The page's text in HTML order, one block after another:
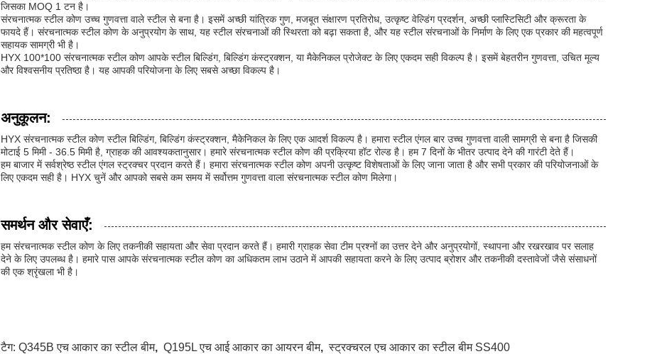
जिसका MOQ 1 टन है।
संरचनात्मक स्टील कोण उच्च गुणवत्ता वाले स्टील से बना है। इसमें अच्छी यांत्रिक गुण, मजबूत संक्षारण प्रतिरोध, उत्कृष्ट वेल्डिंग प्रदर्शन, अच्छी प्लास्टिसिटी और क्रूरता के
फायदे हैं। संरचनात्मक स्टील कोण के अनुप्रयोग के साथ, यह स्टील संरचनाओं की स्थिरता को बढ़ा सकता है, और यह स्टील संरचनाओं के निर्माण के लिए एक प्रकार की महत्वपूर्ण
सहायक सामग्री भी है।
HYX 100*100 संरचनात्मक स्टील कोण आपके स्टील बिल्डिंग, बिल्डिंग कंस्ट्रक्शन, या मैकेनिकल प्रोजेक्ट के लिए एकदम सही विकल्प है। इसमें बेहतरीन गुणवत्ता, उचित मूल्य
और विश्वसनीय प्रतिष्ठा है। यह आपकी परियोजना के लिए सबसे अच्छा विकल्प है।
अनुकूलन:
HYX संरचनात्मक स्टील कोण स्टील बिल्डिंग, बिल्डिंग कंस्ट्रक्शन, मैकेनिकल के लिए एक आदर्श विकल्प है। हमारा स्टील एंगल बार उच्च गुणवत्ता वाली सामग्री से बना है जिसकी
मोटाई 5 मिमी - 36.5 मिमी है, ग्राहक की आवश्यकतानुसार। हमारे संरचनात्मक स्टील कोण की प्रक्रिया हॉट रोल्ड है। हम 7 दिनों के भीतर उत्पाद देने की गारंटी देते हैं।
हम बाजार में सर्वश्रेष्ठ स्टील एंगल स्ट्रक्चर प्रदान करते हैं। हमारा संरचनात्मक स्टील कोण अपनी उत्कृष्ट विशेषताओं के लिए जाना जाता है और सभी प्रकार की परियोजनाओं के
लिए एकदम सही है। HYX चुनें और आपको सबसे कम समय में सर्वोत्तम गुणवत्ता वाला संरचनात्मक स्टील कोण मिलेगा।
समर्थन और सेवाएँ:
हम संरचनात्मक स्टील कोण के लिए तकनीकी सहायता और सेवा प्रदान करते हैं। हमारी ग्राहक सेवा टीम प्रश्नों का उत्तर देने और अनुप्रयोगों, स्थापना और रखरखाव पर सलाह
देने के लिए उपलब्ध है। हमारे पास आपके संरचनात्मक स्टील कोण का अधिकतम लाभ उठाने में आपकी सहायता करने के लिए उत्पाद ब्रोशर और तकनीकी दस्तावेजों जैसे संसाधनों
की एक श्रृंखला भी है।
टैग: Q345B एच आकार का स्टील बीम, Q195L एच आई आकार का आयरन बीम,स्ट्रक्चरल एच आकार का स्टील बीम SS400